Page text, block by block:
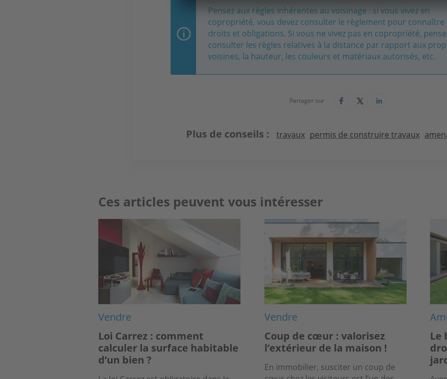
Pensez aux règles inhérentes au voisinage : si vous vivez en
copropriété, vous devez consulter le règlement pour connaître
droits et obligations. Si vous ne vivez pas en copropriété,
consulter les règles relatives à la distance par rapport aux
voisines, la hauteur, les couleurs et matériaux autorisés, etc.
Partager sur
Plus de conseils travaux permis de construire travaux
Ces articles peuvent vous intéresser
Vendre
Loi Carrez : comment
calculer la surface habitable
d’un bien ?
Image
Vendre
Coup de cœur : valorisez
l’extérieur de la maison !
En immobilier, susciter un coup de
Le